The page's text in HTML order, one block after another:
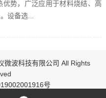
势，广泛应用于材料烧结、高
设备选...
波科技有限公司 All Rights
号